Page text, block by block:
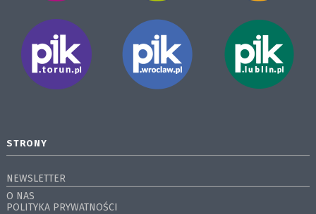
STRONY
NEWSLETTER
O NAS
POLITYKA PRYWATNOŚCI